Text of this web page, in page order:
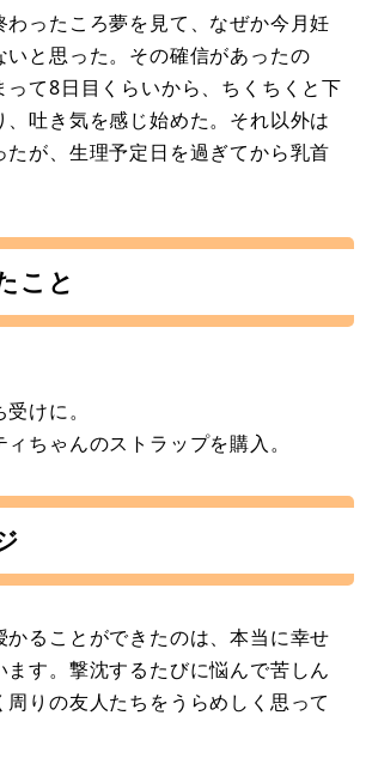
わったころ夢を見て、なぜか今月妊
いと思った。その確信があったの
って8日目くらいから、ちくちくと下
、吐き気を感じ始めた。それ以外は
たが、生理予定日を過ぎてから乳首
こと
けに。
ィちゃんのストラップを購入。
かることができたのは、本当に幸せ
ます。撃沈するたびに悩んで苦しん
周りの友人たちをうらめしく思って